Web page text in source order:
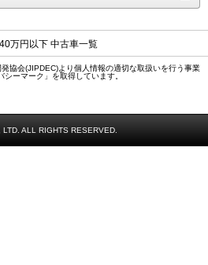
万円以下 中古車一覧
協会(JIPDEC)より個人情報の適切な取扱いを行う事業
ーマーク」を取得しています。
ALL RIGHTS RESERVED.